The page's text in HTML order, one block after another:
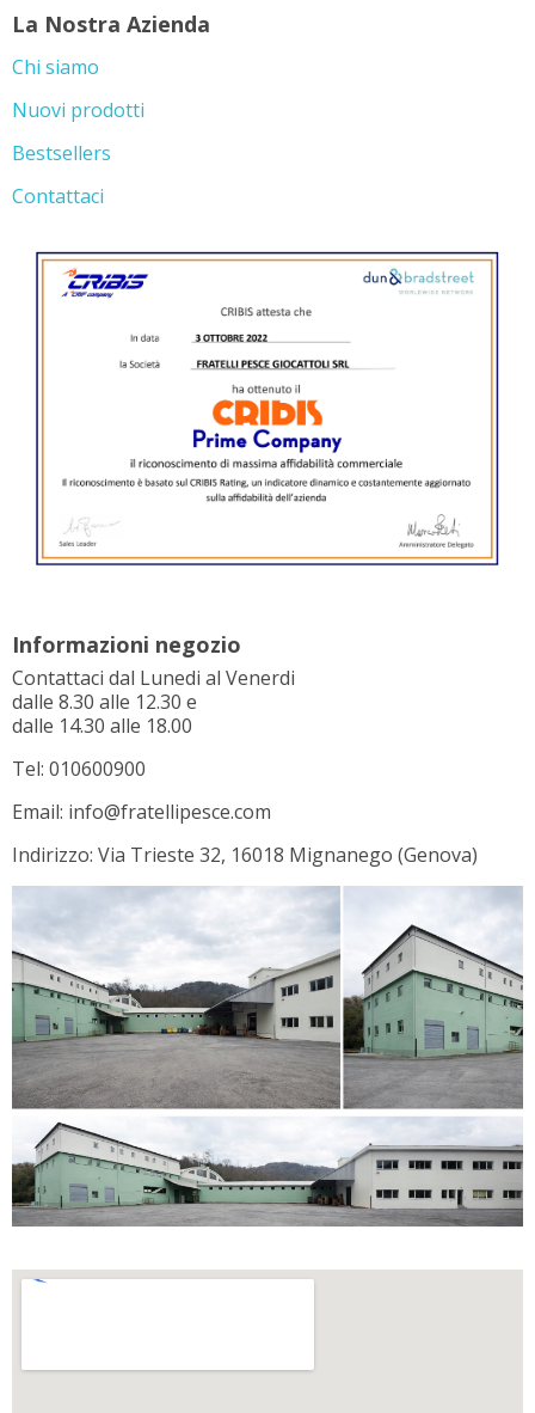
La Nostra Azienda
Chi siamo
Nuovi prodotti
Bestsellers
Contattaci
Informazioni negozio
Contattaci dal Lunedi al Venerdi
dalle 8.30 alle 12.30 e
dalle 14.30 alle 18.00
Tel: 010600900
Email: info@fratellipesce.com
Indirizzo: Via Trieste 32, 16018 Mignanego (Genova)